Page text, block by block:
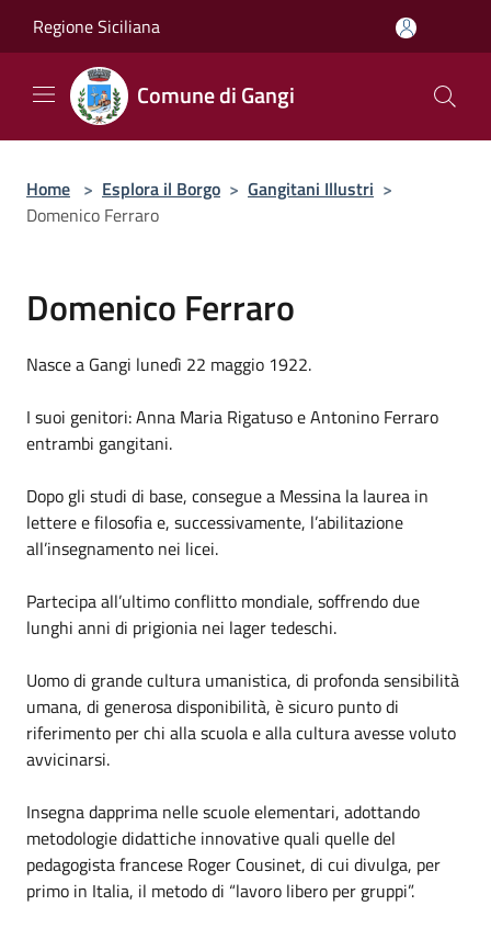
Regione Siciliana
Comune di Gangi
Home > Esplora il Borgo > Gangitani Illustri >
Domenico Ferraro
Domenico Ferraro
Nasce a Gangi lunedì 22 maggio 1922.
I suoi genitori: Anna Maria Rigatuso e Antonino Ferraro
entrambi gangitani.
Dopo gli studi di base, consegue a Messina la laurea in
lettere e filosofia e, successivamente, l’abilitazione
all’insegnamento nei licei.
Partecipa all’ultimo conflitto mondiale, soffrendo due
lunghi anni di prigionia nei lager tedeschi.
Uomo di grande cultura umanistica, di profonda sensibilità
umana, di generosa disponibilità, è sicuro punto di
riferimento per chi alla scuola e alla cultura avesse voluto
avvicinarsi.
Insegna dapprima nelle scuole elementari, adottando
metodologie didattiche innovative quali quelle del
pedagogista francese Roger Cousinet, di cui divulga, per
primo in Italia, il metodo di “lavoro libero per gruppi”.